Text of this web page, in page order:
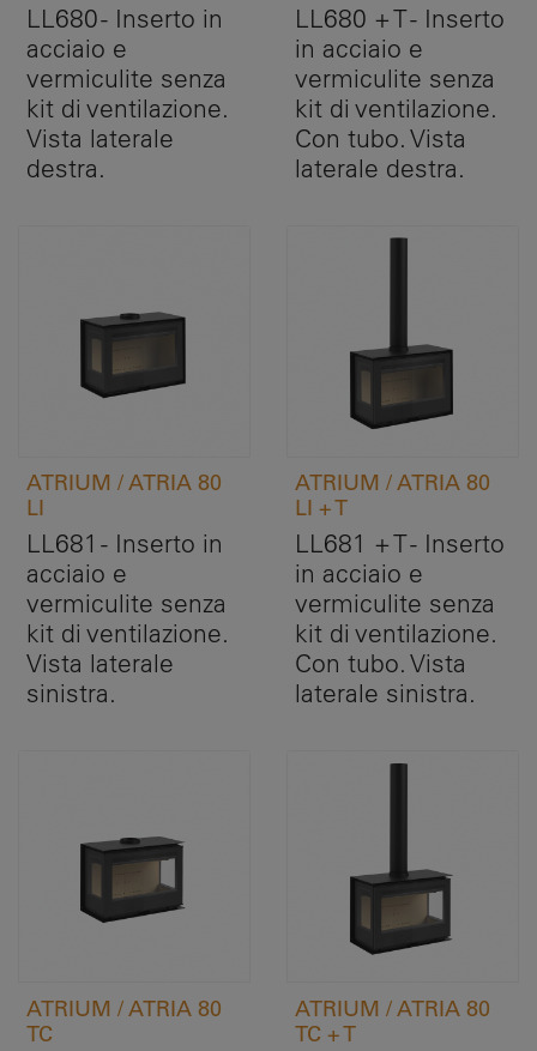
LL680 - Inserto in
acciaio e
vermiculite senza
kit di ventilazione.
Vista laterale
destra.
LL680 + T - Inserto
in acciaio e
vermiculite senza
kit di ventilazione.
Con tubo. Vista
laterale destra.
ATRIUM / ATRIA 80
LI
LL681 - Inserto in
acciaio e
vermiculite senza
kit di ventilazione.
Vista laterale
sinistra.
ATRIUM / ATRIA 80
LI + T
LL681 + T - Inserto
in acciaio e
vermiculite senza
kit di ventilazione.
Con tubo. Vista
laterale sinistra.
ATRIUM / ATRIA 80
TC
ATRIUM / ATRIA 80
TC + T